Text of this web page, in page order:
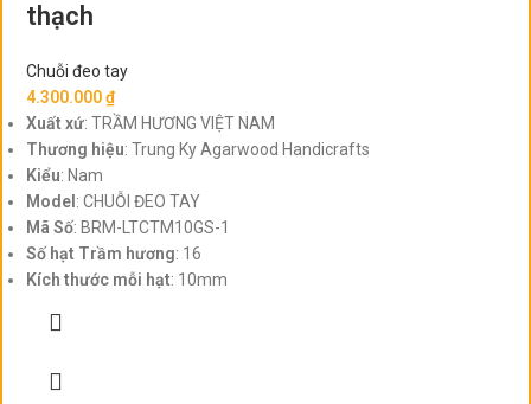
thạch
Chuỗi đeo tay
4.300.000₫
Xuất xứ: TRẦM HƯƠNG VIỆT NAM
Thương hiệu: Trung Ky Agarwood Handicrafts
Kiểu: Nam
Model : CHUỖI ĐEO TAY
Mã Số: BRM-LTCTM10GS-1
Số hạt Trầm hương: 16
Kích thước mỗi hạt: 10mm